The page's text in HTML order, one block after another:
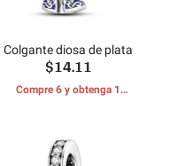
Colgante diosa de plata
$14.11
Compre 6 y obtenga 1